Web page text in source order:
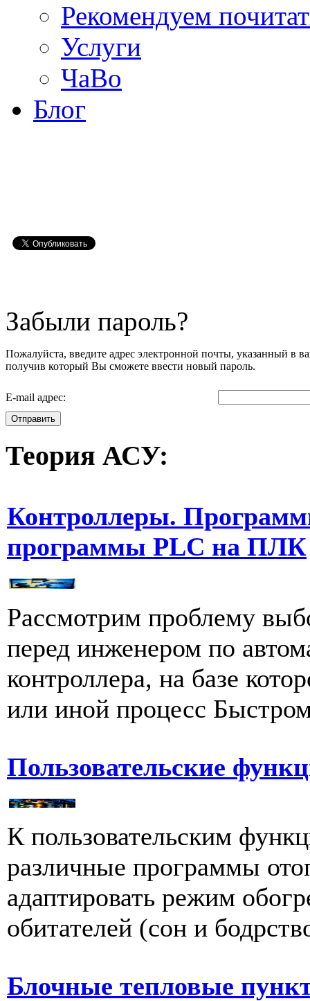
Рекомендуем
Услуги
ЧаВо
Блог
Забыли пароль?
Пожалуйста, введите адрес электронной почты, указанный в
получив который Вы сможете ввести новый пароль.
E-mail адрес:
Отправить
Теория АСУ:
Контроллеры.
программы PLC на ПЛК
Рассмотрим проблему
перед инженером по
контроллера, на базе
или иной процесс
Пользовательские
К пользовательским
различные программы
адаптировать режим
обитателей (сон и
Блочные тепловые